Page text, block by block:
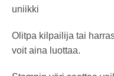
uniikki
Olitpa kilpailija tai
voit aina luottaa.